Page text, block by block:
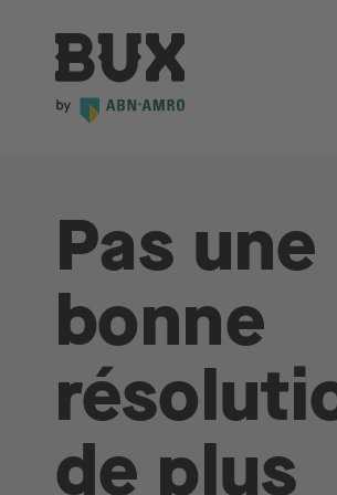
BUX | Réveille ton
Pas une
bonne
de plus